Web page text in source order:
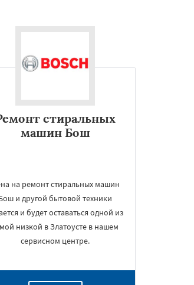
стиральных
машин Бош
на ремонт стиральных машин
и другой бытовой техники
и будет оставаться одной из
низкой в Златоусте в нашем
сервисном центре.